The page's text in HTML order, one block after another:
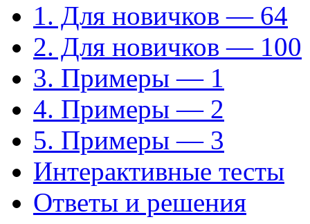
1. Для новичков — 64
2. Для новичков — 100
3. Примеры — 1
4. Примеры — 2
5. Примеры — 3
Интерактивные тесты
Ответы и решения